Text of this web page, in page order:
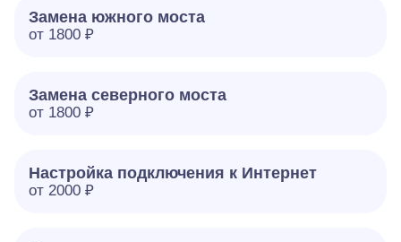
Замена южного моста
от 1800 ₽
Замена северного моста
от 1800 ₽
Настройка подключения к Интернет
от 2000 ₽